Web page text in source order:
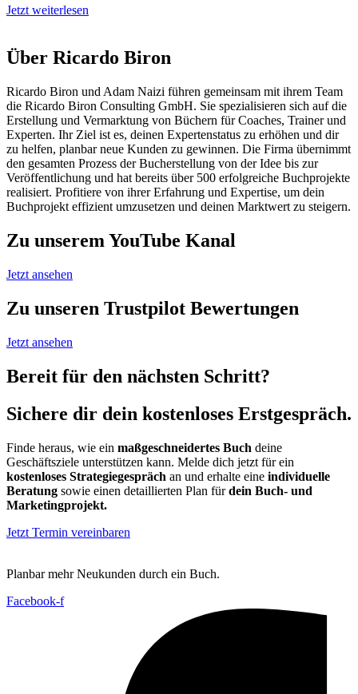
Jetzt weiterlesen
Über Ricardo Biron
Ricardo Biron und Adam Naizi führen gemeinsam mit ihrem Team
die Ricardo Biron Consulting GmbH. Sie spezialisieren sich auf die
Erstellung und Vermarktung von Büchern für Coaches, Trainer und
Experten. Ihr Ziel ist es, deinen Expertenstatus zu erhöhen und dir
zu helfen, planbar neue Kunden zu gewinnen. Die Firma übernimmt
den gesamten Prozess der Bucherstellung von der Idee bis zur
Veröffentlichung und hat bereits über 500 erfolgreiche Buchprojekte
realisiert. Profitiere von ihrer Erfahrung und Expertise, um dein
Buchprojekt effizient umzusetzen und deinen Marktwert zu steigern.
Zu unseremYouTube Kanal
Jetzt ansehen
Zu unseren Trustpilot Bewertungen
Jetzt ansehen
Bereit für den nächsten Schritt?
Sichere dir dein kostenloses Erstgespräch.
Finde heraus, wie ein maßgeschneidertes Buch deine
Geschäftsziele unterstützen kann. Melde dich jetzt für ein
kostenloses Strategiegespräch an und erhalte eine individuelle
Beratung sowie einen detaillierten Plan fürdein Buch- und
Marketingprojekt.
Jetzt Termin vereinbaren
Planbar mehr Neukunden durch ein Buch.
Facebook-f